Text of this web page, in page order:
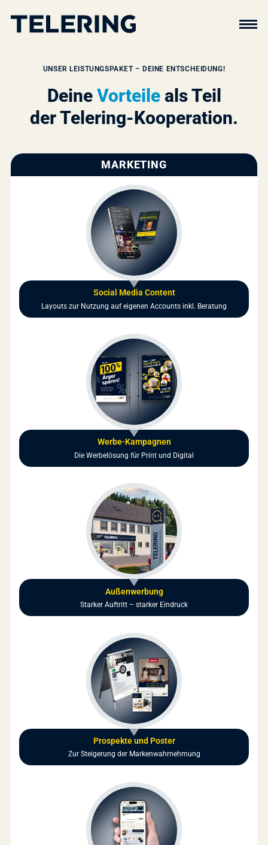
UNSER LEISTUNGSPAKET – DEINE ENTSCHEIDUNG!
DeineVorteileals Teil
der Telering-Kooperation.
MARKETING
Social Media Content
Layouts zur Nutzung auf eigenen Accounts inkl. Beratung
Werbe-Kampagnen
Die Werbelösung für Print und Digital
Außenwerbung
Starker Auftritt – starker Eindruck
Prospekte und Poster
Zur Steigerung der Markenwahrnehmung